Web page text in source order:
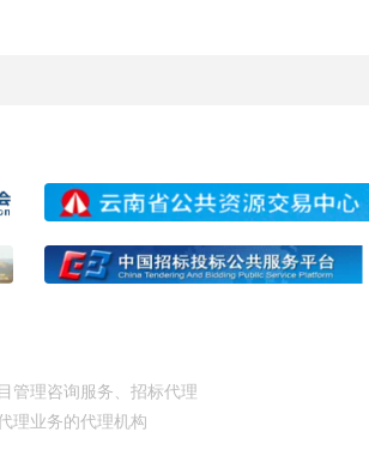
管理咨询服务、招标代理
理业务的代理机构